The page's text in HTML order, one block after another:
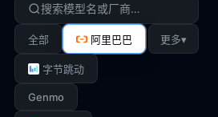
全部 阿里巴巴
字节跳动
Genmo
更多▾